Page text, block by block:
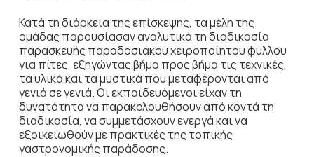
Κατά τη διάρκεια της επίσκεψης, τα μέλη της
ομάδας παρουσίασαν αναλυτικά τη διαδικασία
παρασκευής παραδοσιακού χειροποίητου φύλλου
για πίτες, εξηγώντας βήμα προς βήμα τις τεχνικές,
τα υλικά και τα μυστικά που μεταφέρονται από
γενιά σε γενιά. Οι εκπαιδευόμενοι είχαν τη
δυνατότητα να παρακολουθήσουν από κοντά τη
διαδικασία, να συμμετάσχουν ενεργά και να
εξοικειωθούν με πρακτικές της τοπικής
γαστρονομικής παράδοσης.